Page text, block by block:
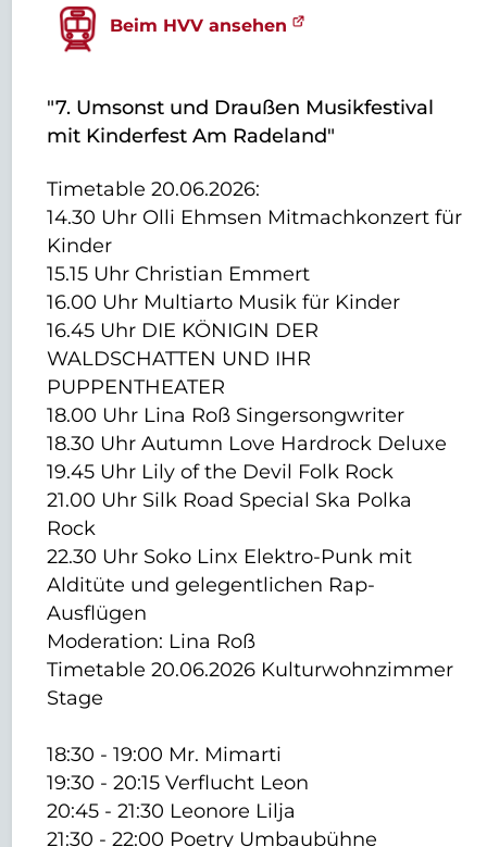
Beim HVV ansehen
"7. Umsonst und Draußen Musikfestival
mit Kinderfest Am Radeland"
Timetable 20.06.2026:
14.30 Uhr Olli Ehmsen Mitmachkonzert für
Kinder
15.15 Uhr Christian Emmert
16.00 Uhr Multiarto Musik für Kinder
16.45 Uhr DIE KÖNIGIN DER
WALDSCHATTEN UND IHR
PUPPENTHEATER
18.00 Uhr Lina Roß Singersongwriter
18.30 Uhr Autumn Love Hardrock Deluxe
19.45 Uhr Lily of the Devil Folk Rock
21.00 Uhr Silk Road Special Ska Polka
Rock
22.30 Uhr Soko Linx Elektro-Punk mit
Alditüte und gelegentlichen Rap-
Ausflügen
Moderation: Lina Roß
Timetable 20.06.2026 Kulturwohnzimmer
Stage
18:30 - 19:00 Mr. Mimarti
19:30 - 20:15 Verflucht Leon
20:45 - 21:30 Leonore Lilja
21:30 - 22:00 Poetry Umbaubühne